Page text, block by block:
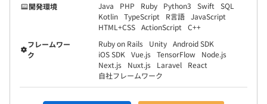
開発環境
Java PHP Ruby Python3 Swift
SQL
Kotlin TypeScript R言語 JavaScript
HTML+CSS ActionScript
C++
フレームワー
ク
Ruby on Rails Unity Android SDK
iOS SDK
Vue.js TensorFlow
Node.js
Next.js
Nuxt.js Laravel
React
自社フレームワーク